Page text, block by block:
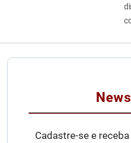
Cadastre-se e